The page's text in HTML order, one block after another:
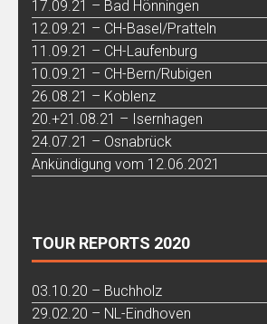
17.09.21 – Bad Hönningen
12.09.21 – CH-Basel/Pratteln
11.09.21 – CH-Laufenburg
10.09.21 – CH-Bern/Rubigen
26.08.21 – Koblenz
20.+21.08.21 – Isernhagen
24.07.21 – Osnabrück
Ankündigung vom 12.06.2021
TOUR REPORTS 2020
03.10.20 – Buchholz
29.02.20 – NL-Eindhoven